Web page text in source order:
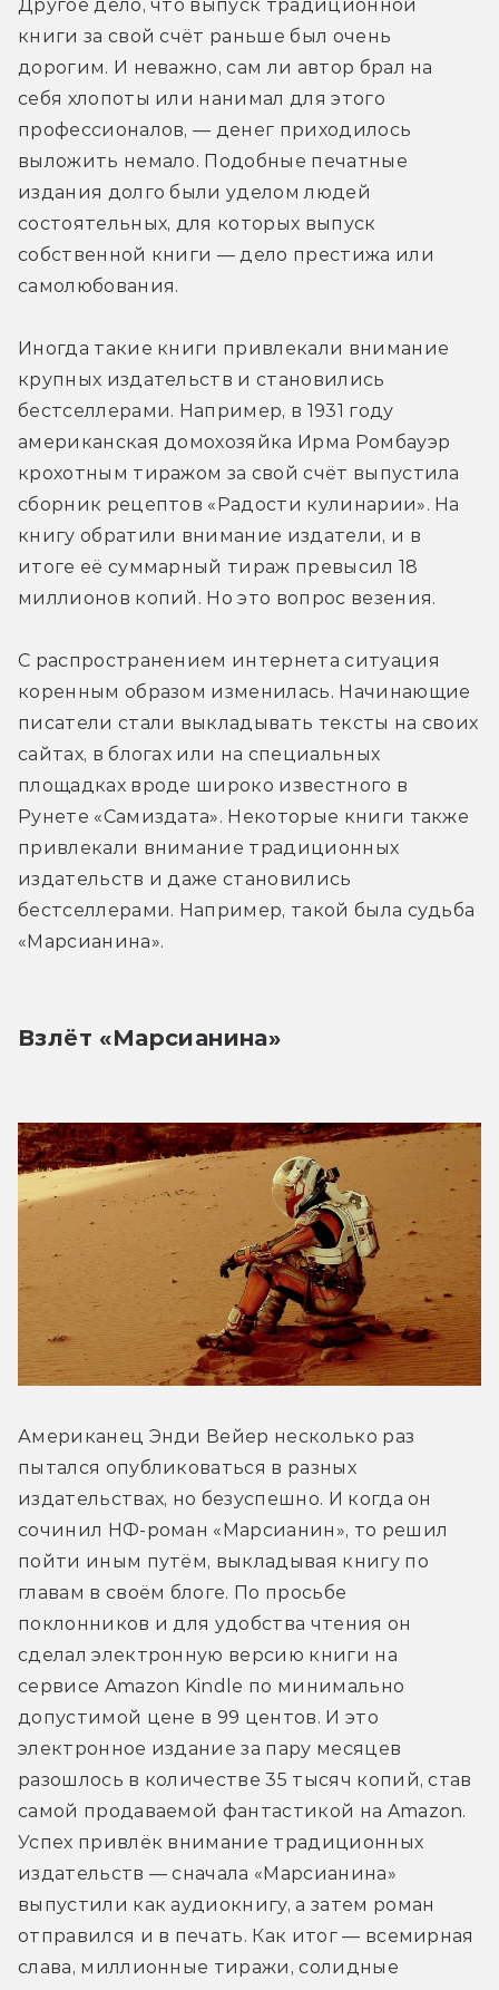
Другое дело, что выпуск традиционной
книги за свой счёт раньше был очень
дорогим. И неважно, сам ли автор брал на
себя хлопоты или нанимал для этого
профессионалов, — денег приходилось
выложить немало. Подобные печатные
издания долго были уделом людей
состоятельных, для которых выпуск
собственной книги — дело престижа или
самолюбования.
Иногда такие книги привлекали внимание
крупных издательств и становились
бестселлерами. Например, в 1931 году
американская домохозяйка Ирма Ромбауэр
крохотным тиражом за свой счёт выпустила
сборник рецептов «Радости кулинарии». На
книгу обратили внимание издатели, и в
итоге её суммарный тираж превысил 18
миллионов копий. Но это вопрос везения.
С распространением интернета ситуация
коренным образом изменилась. Начинающие
писатели стали выкладывать тексты на своих
сайтах, в блогах или на специальных
площадках вроде широко известного в
Рунете «Самиздата». Некоторые книги также
привлекали внимание традиционных
издательств и даже становились
бестселлерами. Например, такой была судьба
«Марсианина».
Взлёт «Марсианина»
Американец Энди Вейер несколько раз
пытался опубликоваться в разных
издательствах, но безуспешно. И когда он
сочинил НФ-роман «Марсианин», то решил
пойти иным путём, выкладывая книгу по
главам в своём блоге. По просьбе
поклонников и для удобства чтения он
сделал электронную версию книги на
сервисе Amazon Kindle по минимально
допустимой цене в 99 центов. И это
электронное издание за пару месяцев
разошлось в количестве 35 тысяч копий, став
самой продаваемой фантастикой на Amazon.
Успех привлёк внимание традиционных
издательств — сначала «Марсианина»
выпустили как аудиокнигу, а затем роман
отправился и в печать. Как итог — всемирная
слава, миллионные тиражи, солидные